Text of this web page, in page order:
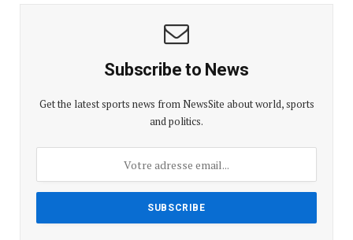
Subscribe to News
Get the latest sports news from NewsSite about world, sports
and politics.